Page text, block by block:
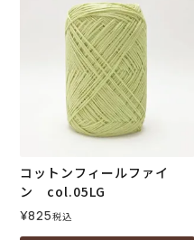
コットンフィールファイ
ン col.05LG
¥825税込